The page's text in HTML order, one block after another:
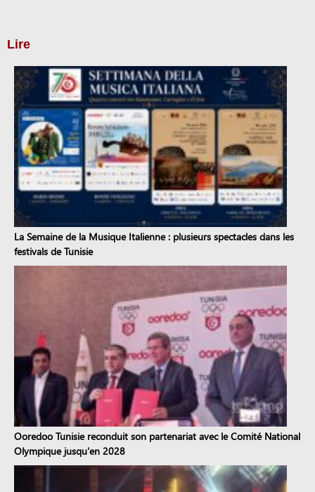
Lire
La Semaine de la Musique Italienne : plusieurs spectacles dans les
festivals de Tunisie
Ooredoo Tunisie reconduit son partenariat avec le Comité National
Olympique jusqu'en 2028